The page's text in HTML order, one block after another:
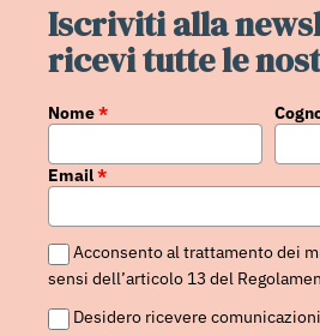
Iscriviti alla
ricevi tutte le
Nome*
Email*
Acconsento al trattamento dei
sensi dell’articolo 13 del
Desidero ricevere